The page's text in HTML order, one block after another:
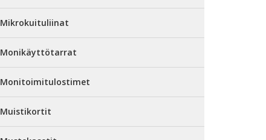
Mikrokuituliinat
Monikäyttötarrat
Monitoimitulostimet
Muistikortit